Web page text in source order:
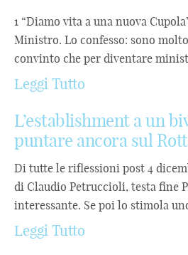
1 “Diamo vita a una nuova
Ministro. Lo confesso: sono
convinto che per diventare
Leggi Tutto
L’establishment a un
puntare ancora sul
Di tutte le riflessioni post 4
di Claudio Petruccioli, testa fine
interessante. Se poi lo stimola
Leggi Tutto